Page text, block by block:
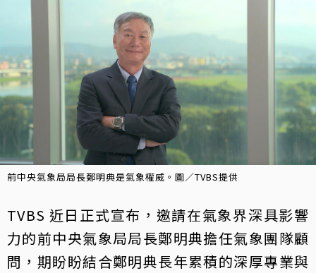
前中央氣象局局長鄭明典是氣象權威。圖／TVBS提供
TVBS 近日正式宣布，邀請在氣象界深具影響
力的前中央氣象局局長鄭明典擔任氣象團隊顧
問，期盼盼結合鄭明典長年累積的深厚專業與